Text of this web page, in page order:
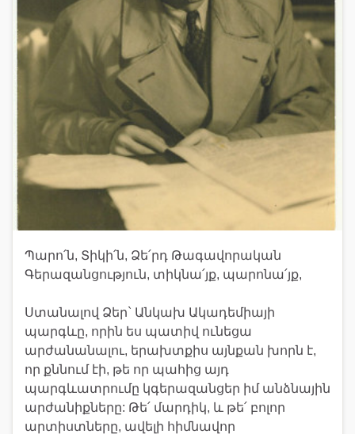
Պարո՛ն, Տիկի՛ն, Ձե՛րդ Թագավորական
Գերազանցություն, տիկնա՛յք, պարոնա՛յք,
Ստանալով Ձեր` Անկախ Ակադեմիայի
պարգևը, որին ես պատիվ ունեցա
արժանանալու, երախտքիս այնքան խորն է,
որ քննում էի, թե որ պահից այդ
պարգևատրումը կգերազանցեր իմ անձնային
արժանիքները: Թե՛ մարդիկ, և թե՛ բոլոր
արտիստները, ավելի հիմնավոր